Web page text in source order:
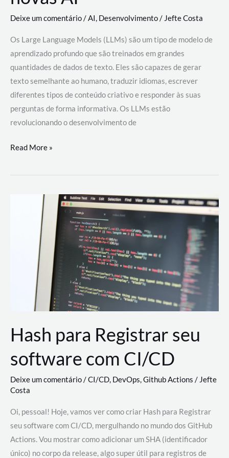
Deixe um comentário/AI, Desenvolvimento/ Jefte Costa
Os Large Language Models (LLMs) são um tipo de modelo de
aprendizado profundo que são treinados em grandes
quantidades de dados de texto. Eles são capazes de gerar
texto semelhante ao humano, traduzir idiomas, escrever
diferentes tipos de conteúdo criativo e responder às suas
perguntas de forma informativa. Os LLMs estão
revolucionando o desenvolvimento de
Large
Models
revolucionando
desenvolvimento
Read More »
Hash para Registrar seu
software com CI/CD
Deixe um comentário/CI/CD, DevOps,Github Actions /Jefte
Costa
Oi, pessoal! Hoje, vamos ver como criar Hash para Registrar
seu software com CI/CD, mergulhando no mundo dos GitHub
Actions. Vou mostrar como adicionar um SHA (identificador
único) no corpo da release, algo super útil para registros de